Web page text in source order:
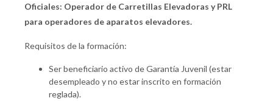
Oficiales: Operador de Carretillas Elevadoras y PRL
para operadores de aparatos elevadores.
Requisitos de la formación:
Ser beneficiario activo de Garantía Juvenil (estar
desempleado y no estar inscrito en formación
reglada).